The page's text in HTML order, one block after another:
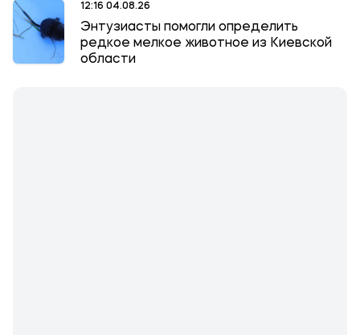
12:16 04.08.26
Энтузиасты помогли определить
редкое мелкое животное из Киевской
области